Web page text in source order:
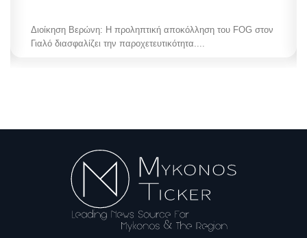
Διοίκηση Βερώνη: Η προληπτική αποκόλληση του FOG στον
Γιαλό διασφαλίζει την παροχετευτικότητα....